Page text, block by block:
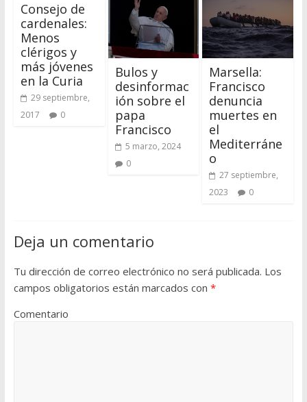
Consejo de
cardenales:
Menos
clérigos y
más jóvenes
en la Curia
29 septiembre,
2017
0
Bulos y
desinformac
ión sobre el
papa
Francisco
5 marzo, 2024
0
Marsella:
Francisco
denuncia
muertes en
el
Mediterráne
o
27 septiembre,
2023
0
Deja un comentario
Tu dirección de correo electrónico no será publicada. Los
campos obligatorios están marcados con *
Comentario